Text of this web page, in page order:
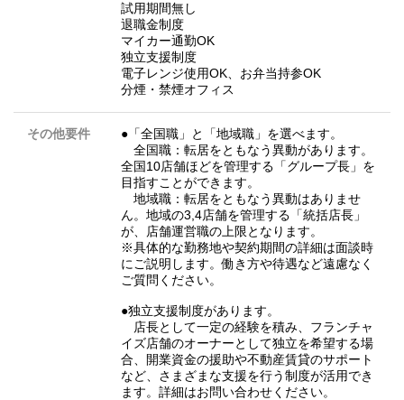
試用期間無し
退職金制度
マイカー通勤OK
独立支援制度
電子レンジ使用OK、お弁当持参OK
分煙・禁煙オフィス
その他要件
●「全国職」と「地域職」を選べます。
全国職：転居をともなう異動があります。
全国10店舗ほどを管理する「グループ長」を
目指すことができます。
地域職：転居をともなう異動はありませ
ん。地域の3,4店舗を管理する「統括店長」
が、店舗運営職の上限となります。
※具体的な勤務地や契約期間の詳細は面談時
にご説明します。働き方や待遇など遠慮なく
ご質問ください。
●独立支援制度があります。
店長として一定の経験を積み、フランチャ
イズ店舗のオーナーとして独立を希望する場
合、開業資金の援助や不動産賃貸のサポート
など、さまざまな支援を行う制度が活用でき
ます。詳細はお問い合わせください。